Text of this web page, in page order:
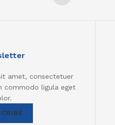
amet, consectetuer
commodo ligula eget